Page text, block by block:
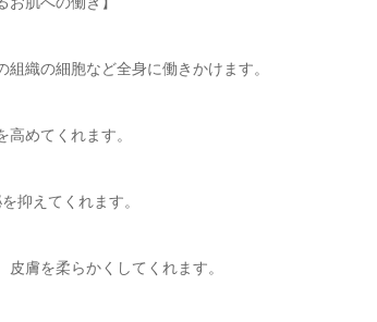
組織の細胞など全身に働きかけます。
めてくれます。
抑えてくれます。
膚を柔らかくしてくれます。